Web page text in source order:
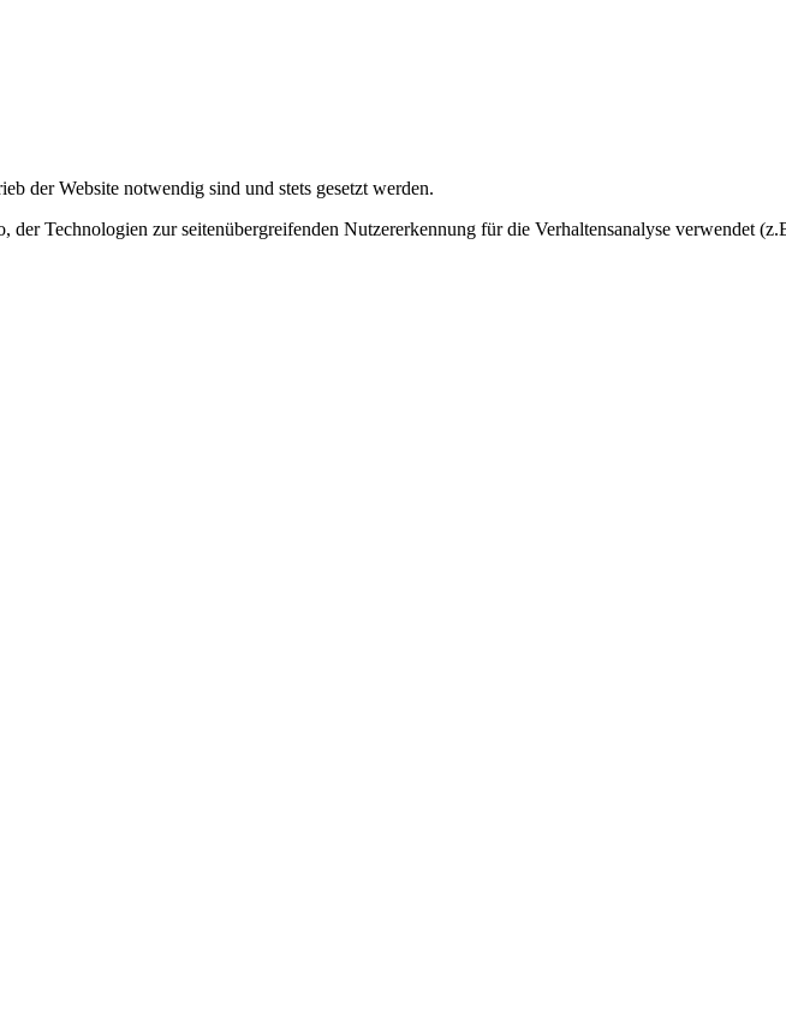
der Website notwendig sind und stets gesetzt werden.
Technologien zur seitenübergreifenden Nutzererkennung für die Verhaltensanalyse verwendet